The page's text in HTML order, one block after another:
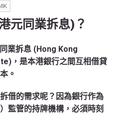
元同業拆息)？
業拆息 (Hong Kong
，是本港銀行之間互相借貸
。
借的需求呢？因為銀行作為
監管的持牌機構，必須時刻